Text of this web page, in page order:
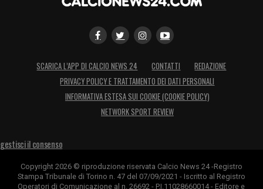
SCARICA L’APP DI CALCIO NEWS 24 CONTATTI
REDAZIONE
PRIVACY POLICY E TRATTAMENTO DEI DATI PERSONALI
INFORMATIVA ESTESA SUI COOKIE (COOKIE POLICY)
NETWORK SPORT REVIEW
gestisci il consenso
Copyright 2026 © riproduzione riservata Calcio News 24 -Registro
Stampa Tribunale di Torino n. 47 del 07/09/2021 - Iscritto al Registro
Operatori di Comunicazione al n. 26692 - P.I.11028660014 - Editore e